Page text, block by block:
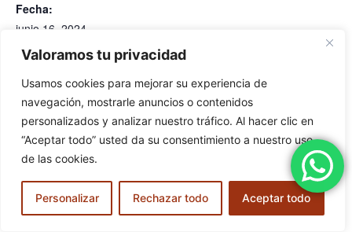
Valoramos tu privacidad
Usamos cookies para mejorar su experiencia de
navegación, mostrarle anuncios o contenidos
personalizados y analizar nuestro tráfico. Al hacer clic en
“Aceptar todo” usted da su consentimiento a nuestro uso
de las cookies.
Personalizar Rechazar todo Aceptar todo
Fecha:
junio 16, 2024
Hora:
Etiquetas del Evento:
11:00
WOD, o «Workout of the Day,» es un concepto central
en CrossFit.
Se refiere a la rutina de ejercicios específica que los
practicantes de CrossFit deben completar en un día